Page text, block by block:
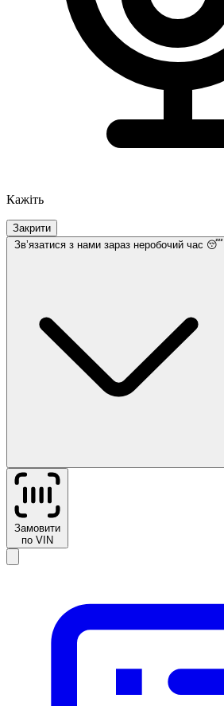
Кажіть
Закрити
Звʼязатися з нами зараз неробочий час 😴
Замовити
по VIN